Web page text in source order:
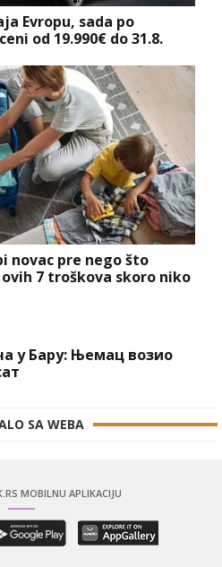
Evropu, sada po
od 19.990€ do 31.8.
novac pre nego što
7 troškova skoro niko
у Бару: Њемац возио
SA WEBA
MOBILNU APLIKACIJU